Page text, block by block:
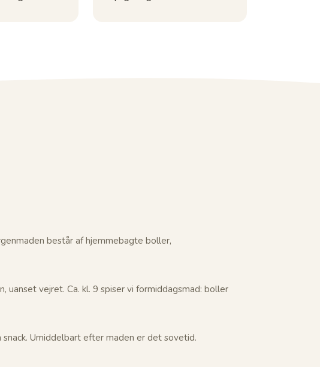
består af hjemmebagte boller,
vejret. Ca. kl. 9 spiser vi formiddagsmad: boller
Umiddelbart efter maden er det sovetid.